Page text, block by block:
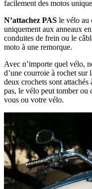
facilement des motos
N’attachez PAS le vélo au
uniquement aux anneaux
conduites de frein ou le
moto à une remorque.
Avec n’importe quel vélo,
d’une courroie à rochet sur
deux crochets sont
pas, le vélo peut tomber ou
vous ou votre vélo.